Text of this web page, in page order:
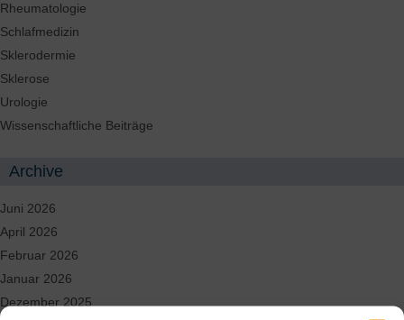
Rheumatologie
Schlafmedizin
Sklerodermie
Sklerose
Urologie
Wissenschaftliche Beiträge
Archive
Juni 2026
April 2026
Februar 2026
Januar 2026
Dezember 2025